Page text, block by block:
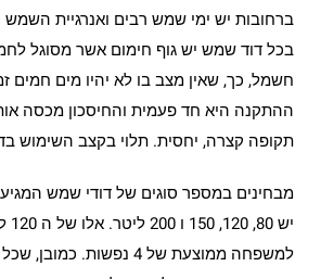
ברחובות יש ימי שמש רבים ואנרגיית השמש
בכל דוד שמש יש גוף חימום אשר מסוגל
חשמל, כך, שאין מצב בו לא יהיו מים חמים
ההתקנה היא חד פעמית והחיסכון מכסה
תקופה קצרה, יחסית. תלוי בקצב השימוש
מבחינים במספר סוגים של דודי שמש
למשפחה ממוצעת של 4 נפשות.